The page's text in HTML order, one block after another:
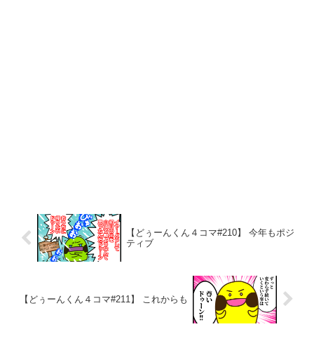
【どぅーんくん４コマ#210】 今年もポジ
ティブ
【どぅーんくん４コマ#211】 これからも